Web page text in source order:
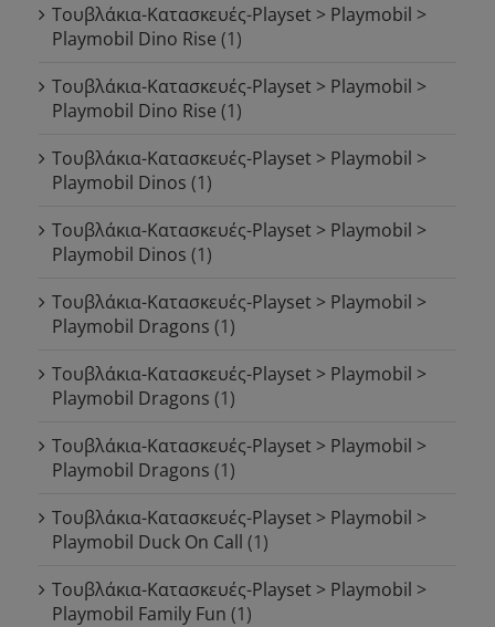
Τουβλάκια-Κατασκευές-Playset > Playmobil >
Playmobil Dino Rise (1)
Τουβλάκια-Κατασκευές-Playset > Playmobil >
Playmobil Dino Rise (1)
Τουβλάκια-Κατασκευές-Playset > Playmobil >
Playmobil Dinos (1)
Τουβλάκια-Κατασκευές-Playset > Playmobil >
Playmobil Dinos (1)
Τουβλάκια-Κατασκευές-Playset > Playmobil >
Playmobil Dragons (1)
Τουβλάκια-Κατασκευές-Playset > Playmobil >
Playmobil Dragons (1)
Τουβλάκια-Κατασκευές-Playset > Playmobil >
Playmobil Dragons (1)
Τουβλάκια-Κατασκευές-Playset > Playmobil >
Playmobil Duck On Call (1)
Τουβλάκια-Κατασκευές-Playset > Playmobil >
Playmobil Family Fun (1)